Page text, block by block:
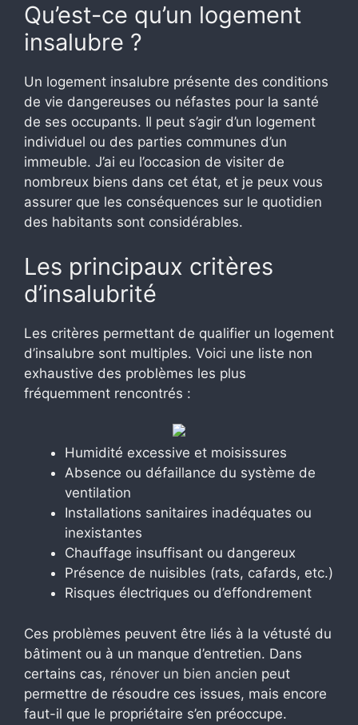
Qu’est-ce qu’un logement
insalubre ?
Un logement insalubre présente des conditions
de vie dangereuses ou néfastes pour la santé
de ses occupants. Il peut s’agir d’un logement
individuel ou des parties communes d’un
immeuble. J’ai eu l’occasion de visiter de
nombreux biens dans cet état, et je peux vous
assurer que les conséquences sur le quotidien
des habitants sont considérables.
Les principaux critères
d’insalubrité
Les critères permettant de qualifier un logement
d’insalubre sont multiples. Voici une liste non
exhaustive des problèmes les plus
fréquemment rencontrés :
Humidité excessive et moisissures
Absence ou défaillance du système de
ventilation
Installations sanitaires inadéquates ou
inexistantes
Chauffage insuffisant ou dangereux
Présence de nuisibles (rats, cafards, etc.)
Risques électriques ou d’effondrement
Ces problèmes peuvent être liés à la vétusté du
bâtiment ou à un manque d’entretien. Dans
certains cas, rénover un bien ancien peut
permettre de résoudre ces issues, mais encore
faut-il que le propriétaire s’en préoccupe.